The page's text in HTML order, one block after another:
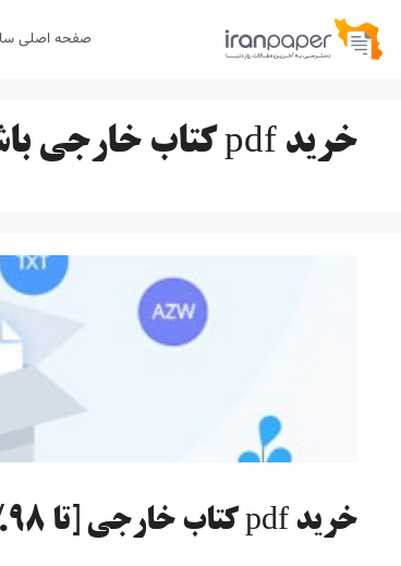
پرش
صفحه اصلی
خرید pdf کتاب خارجی باشه
خرید pdf کتاب خارجی [تا 98% تخفیف]